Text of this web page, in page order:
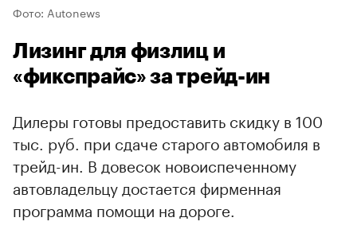
Фото: Autonews
Лизинг для физлиц и
«фикспрайс» за трейд-ин
Дилеры готовы предоставить скидку в 100
тыс. руб. при сдаче старого автомобиля в
трейд-ин. В довесок новоиспеченному
автовладельцу достается фирменная
программа помощи на дороге.